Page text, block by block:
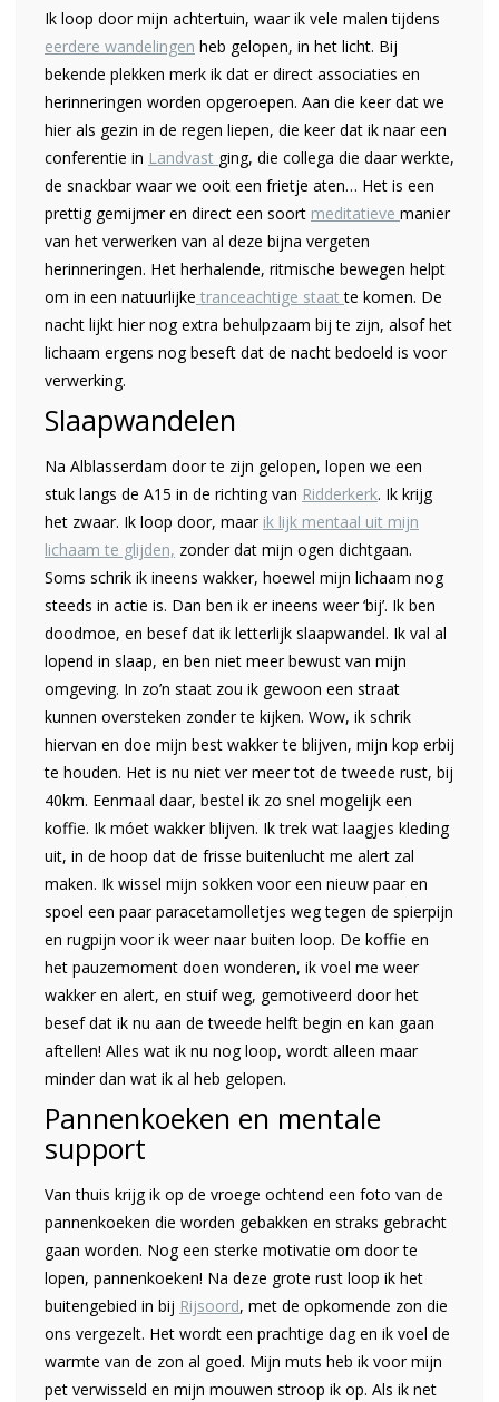
Ik loop door mijn achtertuin, waar ik vele malen tijdens
eerdere wandelingen heb gelopen, in het licht. Bij
bekende plekken merk ik dat er direct associaties en
herinneringen worden opgeroepen. Aan die keer dat we
hier als gezin in de regen liepen, die keer dat ik naar een
conferentie in Landvast ging, die collega die daar werkte,
de snackbar waar we ooit een frietje aten… Het is een
prettig gemijmer en direct een soort meditatieve manier
van het verwerken van al deze bijna vergeten
herinneringen. Het herhalende, ritmische bewegen helpt
om in een natuurlijke tranceachtige staatte komen. De
nacht lijkt hier nog extra behulpzaam bij te zijn, alsof het
lichaam ergens nog beseft dat de nacht bedoeld is voor
verwerking.
Slaapwandelen
Na Alblasserdam door te zijn gelopen, lopen we een
stuk langs de A15 in de richting van Ridderkerk. Ik krijg
het zwaar. Ik loop door, maar ik lijk mentaal uit mijn
lichaam te glijden, zonder dat mijn ogen dichtgaan.
Soms schrik ik ineens wakker, hoewel mijn lichaam nog
steeds in actie is. Dan ben ik er ineens weer ‘bij’. Ik ben
doodmoe, en besef dat ik letterlijk slaapwandel. Ik val al
lopend in slaap, en ben niet meer bewust van mijn
omgeving. In zo’n staat zou ik gewoon een straat
kunnen oversteken zonder te kijken. Wow, ik schrik
hiervan en doe mijn best wakker te blijven, mijn kop erbij
te houden. Het is nu niet ver meer tot de tweede rust, bij
40km. Eenmaal daar, bestel ik zo snel mogelijk een
koffie. Ik móet wakker blijven. Ik trek wat laagjes kleding
uit, in de hoop dat de frisse buitenlucht me alert zal
maken. Ik wissel mijn sokken voor een nieuw paar en
spoel een paar paracetamolletjes weg tegen de spierpijn
en rugpijn voor ik weer naar buiten loop. De koffie en
het pauzemoment doen wonderen, ik voel me weer
wakker en alert, en stuif weg, gemotiveerd door het
besef dat ik nu aan de tweede helft begin en kan gaan
aftellen! Alles wat ik nu nog loop, wordt alleen maar
minder dan wat ik al heb gelopen.
Pannenkoeken en mentale
support
Van thuis krijg ik op de vroege ochtend een foto van de
pannenkoeken die worden gebakken en straks gebracht
gaan worden. Nog een sterke motivatie om door te
lopen, pannenkoeken! Na deze grote rust loop ik het
buitengebied in bij Rijsoord, met de opkomende zon die
ons vergezelt. Het wordt een prachtige dag en ik voel de
warmte van de zon al goed. Mijn muts heb ik voor mijn
pet verwisseld en mijn mouwen stroop ik op. Als ik net